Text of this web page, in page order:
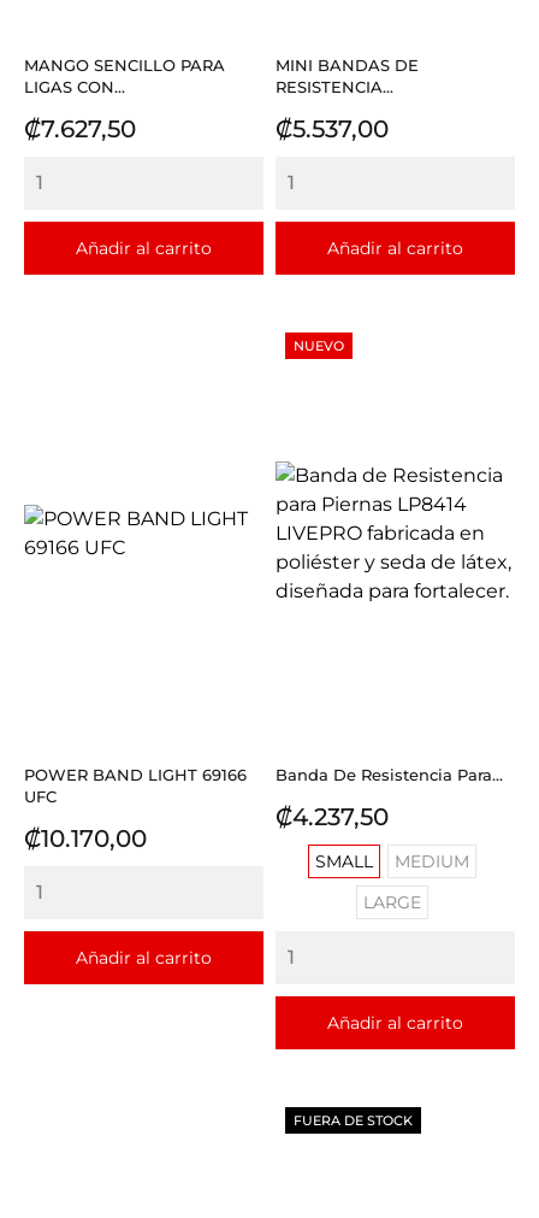
MANGO SENCILLO PARA
LIGAS CON...
Precio
₡7.627,50
Añadir al carrito
MINI BANDAS DE
RESISTENCIA...
Precio
₡5.537,00
Añadir al carrito
POWER BAND LIGHT 69166
UFC
Precio
₡10.170,00
Añadir al carrito
Banda De Resistencia Para...
Precio
₡4.237,50
SMALL
MEDIUM
LARGE
Añadir al carrito
NUEVO
FUERA DE STOCK